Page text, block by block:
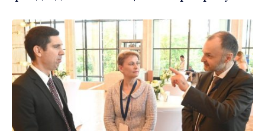
населённым пунктам шанс
развиваться»